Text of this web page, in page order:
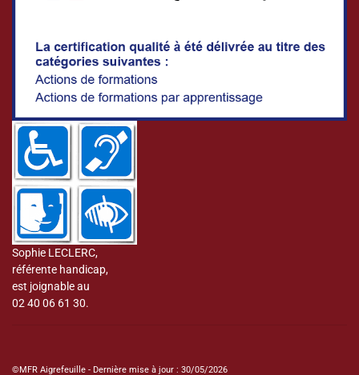
Sophie LECLERC,
référente handicap,
est joignable au
02 40 06 61 30.
©MFR Aigrefeuille - Dernière mise à jour : 30/05/2026